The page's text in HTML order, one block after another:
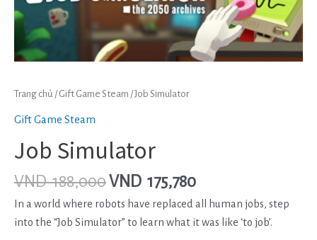
Trang chủ /Gift Game Steam / Job Simulator
Gift Game Steam
Job Simulator
VND188,000VND 175,780
In a world where robots have replaced all human jobs, step
into the “Job Simulator” to learn what it was like ‘to job’.